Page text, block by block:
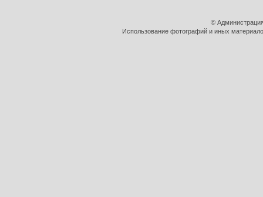
©
Использование фотографий и иных